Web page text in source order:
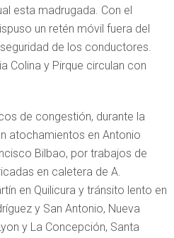
esta madrugada. Con el
un retén móvil fuera del
de los conductores.
Colina y Pirque circulan con
de congestión, durante la
atochamientos en Antonio
Bilbao, por trabajos de
en caletera de A.
en Quilicura y tránsito lento en
y San Antonio, Nueva
y La Concepción, Santa